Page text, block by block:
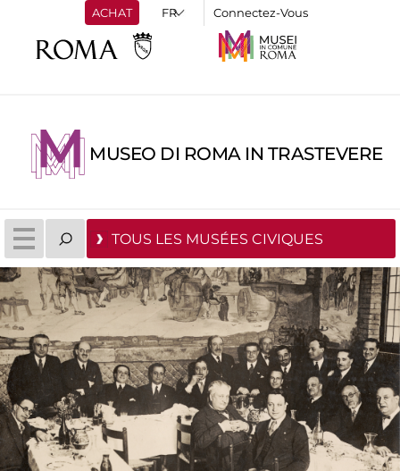
ACHAT Connectez-Vous
MUSEO DI ROMA IN TRASTEVERE
TOUS LES MUSÉES CIVIQUES